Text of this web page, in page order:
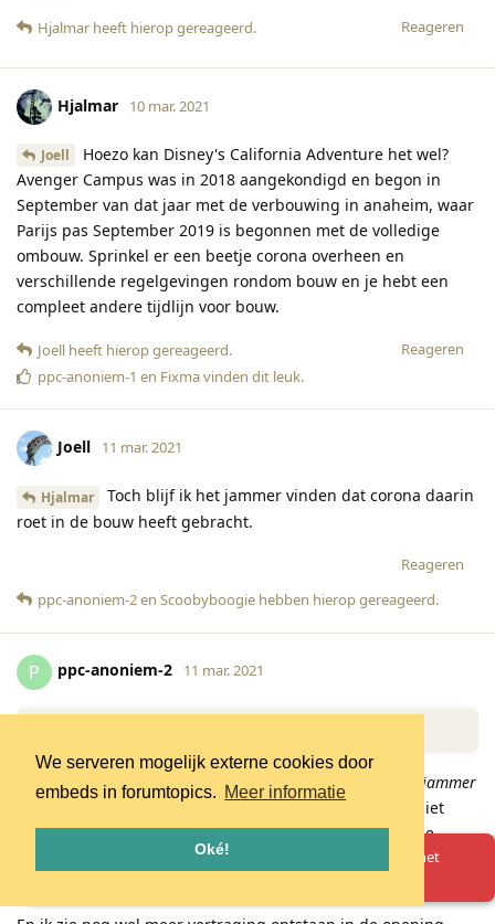
We serveren mogelijk externe cookies door
embeds in forumtopics. Meer informatie
Oké!
Reageren
Hjalmar heeft hierop gereageerd.
Hjalmar 10 mar. 2021
Joell
Hoezo kan Disney's California Adventure het wel?
Avenger Campus was in 2018 aangekondigd en begon in
September van dat jaar met de verbouwing in anaheim, waar
Parijs pas September 2019 is begonnen met de volledige
ombouw. Sprinkel er een beetje corona overheen en
verschillende regelgevingen rondom bouw en je hebt een
compleet andere tijdlijn voor bouw.
Reageren
Joell heeft hierop gereageerd.
ppc-anoniem-1 en Fixmavinden dit leuk.
Joell 11 mar. 2021
Hjalmar
Toch blijf ik het jammer vinden dat corona daarin
roet in de bouw heeft gebracht.
Reageren
ppc-anoniem-2en Scoobyboogie hebben hierop gereageerd.
P ppc-anoniem-2 11 mar. 2021
Ik kan je nog 1001 andere dingen noemen waar ik het
jammer
vind dat corona roet in het eten heeft gegooid. Het is niet
anders, ik denk dat we zullen moeten accepteren dat de
wereld een jaar lang nagenoeg op pauze heeft gestaan. En
Oeps! Er is iets misgegaan. Herlaad de pagina en probeer het
opnieuw.